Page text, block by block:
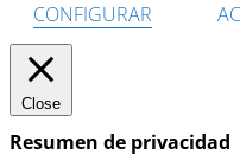
CONFIGURAR
Close
Resumen de privacidad